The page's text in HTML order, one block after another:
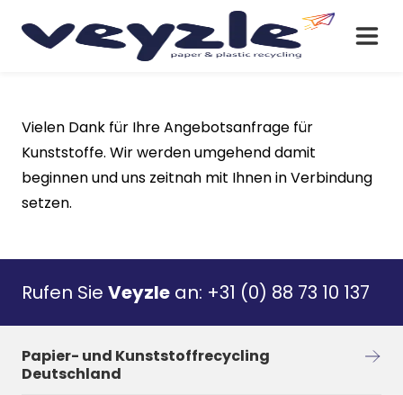
Vielen Dank für Ihre Angebotsanfrage für
Kunststoffe. Wir werden umgehend damit
beginnen und uns zeitnah mit Ihnen in Verbindung
setzen.
Rufen Sie Veyzle an: +31 (0) 88 73 10 137
Papier- und Kunststoffrecycling
Deutschland